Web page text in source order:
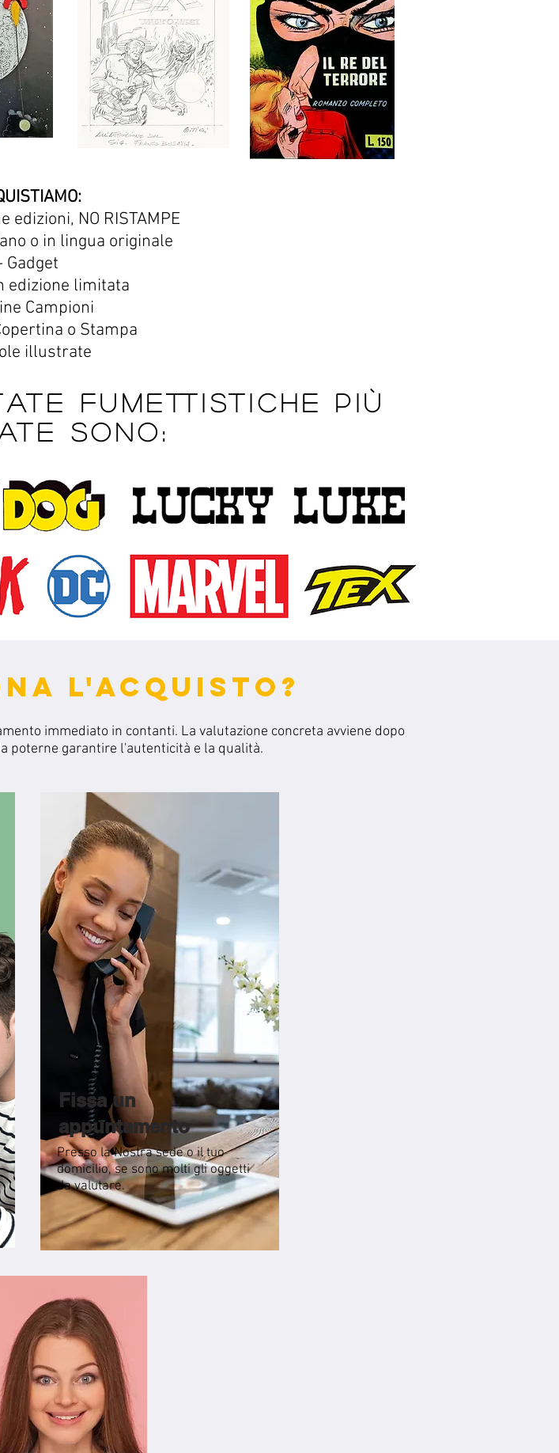
edizioni, NO RISTAMPE
o in lingua originale
Gadget
edizione limitata
Campioni
o Stampa
illustrate
fumettistiche più
sono:
L'ACQUISTO?
immediato in contanti. La valutazione concreta avviene dopo
poterne garantire l'autenticità e la qualità.
Fissa un
appuntamento
Presso la Nostra sede o il tuo
domicilio, se sono molti gli oggetti
da valutare.